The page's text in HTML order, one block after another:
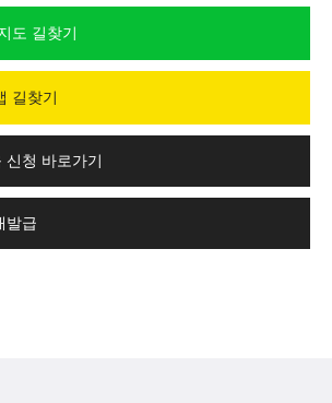
도 길찾기
길찾기
신청 바로가기
발급